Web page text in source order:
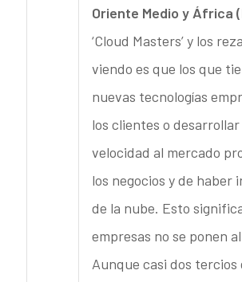
Oriente Medio y África
‘Cloud Masters’ y los
viendo es que los que
nuevas tecnologías
los clientes o
velocidad al mercado
los negocios y de
de la nube. Esto
empresas no se ponen
Aunque casi dos